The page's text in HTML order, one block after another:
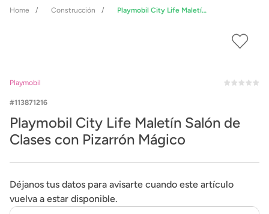
Construcción Playmobil City Life Maletín Salón de Clases con Pizarrón Mágico
Playmobil
113871216
Playmobil City Life Maletín Salón de
Clases con Pizarrón Mágico
Déjanos tus datos para avisarte cuando este artículo
vuelva a estar disponible.